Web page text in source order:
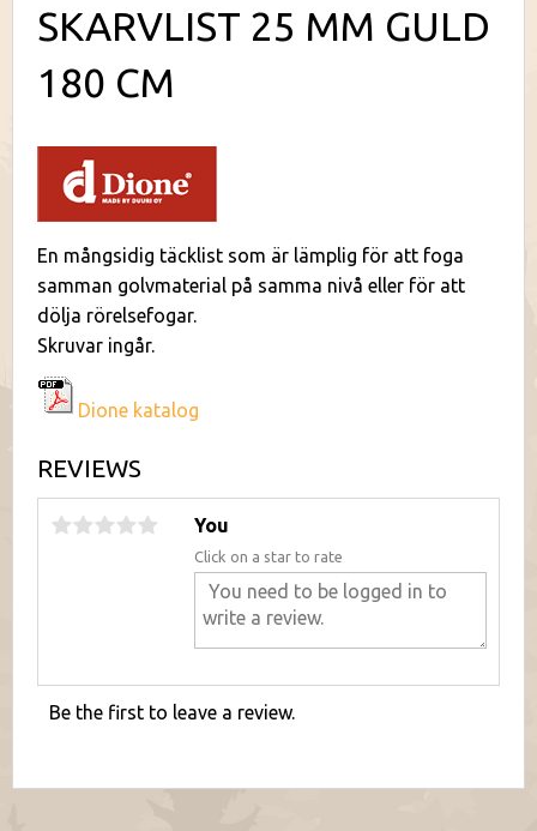
SKARVLIST 25 MM GULD
180 CM
En mångsidig täcklist som är lämplig för att foga
samman golvmaterial på samma nivå eller för att
dölja rörelsefogar.
Skruvar ingår.
Dione katalog
REVIEWS
You
Click on a star to rate
Be the first to leave a review.